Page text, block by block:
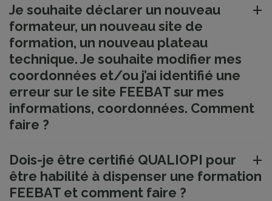
Je souhaite déclarer un nouveau
formateur, un nouveau site de
formation, un nouveau plateau
technique. Je souhaite modifier mes
coordonnées et/ou j’ai identifié une
erreur sur le site FEEBAT sur mes
informations, coordonnées. Comment
faire ?
Dois-je être certifié QUALIOPI pour
être habilité à dispenser une formation
FEEBAT et comment faire ?